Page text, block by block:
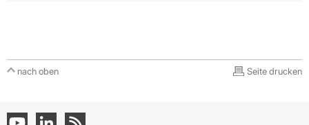
nach oben Seite drucken